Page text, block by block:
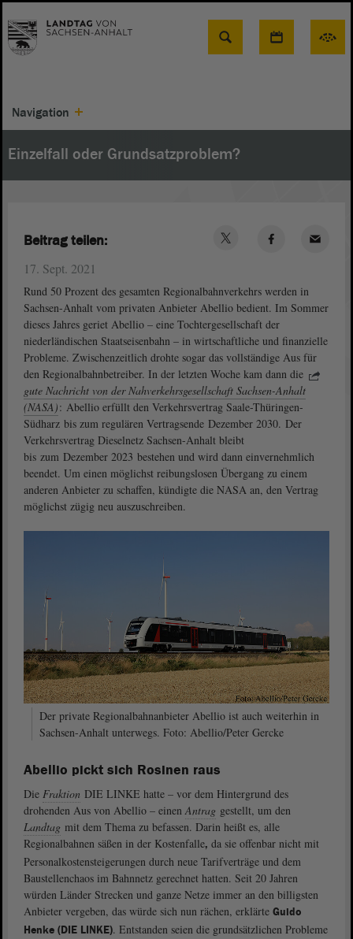
Suche
Navigation
Einzelfall oder Grundsatzproblem?
17. Sept. 2021
Rund 50 Prozent des gesamten Regionalbahnverkehrs werden in
Sachsen-Anhalt vom privaten Anbieter Abellio bedient. Im Sommer
dieses Jahres geriet Abellio – eine Tochtergesellschaft der
niederländischen Staatseisenbahn – in wirtschaftliche und finanzielle
Probleme. Zwischenzeitlich drohte sogar das vollständige Aus für
den Regionalbahnbetreiber. In der letzten Woche kam dann die
gute Nachricht von der Nahverkehrsgesellschaft Sachsen-Anhalt
(NASA): Abellio erfüllt den Verkehrsvertrag Saale-Thüringen-
Südharz bis zum regulären Vertragsende Dezember 2030. Der
Verkehrsvertrag Dieselnetz Sachsen-Anhalt bleibt
bis zum Dezember 2023 bestehen und wird dann einvernehmlich
beendet. Um einen möglichst reibungslosen Übergang zu einem
anderen Anbieter zu schaffen, kündigte die NASA an, den Vertrag
möglichst zügig neu auszuschreiben.
Der private Regionalbahnanbieter Abellio ist auch weiterhin in
Sachsen-Anhalt unterwegs. Foto: Abellio/Peter Gercke
Abellio pickt sich Rosinen raus
Die Fraktion DIE LINKE hatte – vor dem Hintergrund des
drohenden Aus von Abellio – einenAntrag gestellt, um den
Landtag mit dem Thema zu befassen. Darin heißt es, alle
Regionalbahnen säßen in der Kostenfalle, da sie offenbar nicht mit
Personalkostensteigerungen durch neue Tarifverträge und dem
Baustellenchaos im Bahnnetz gerechnet hatten. Seit 20 Jahren
würden Länder Strecken und ganze Netze immer an den billigsten
Anbieter vergeben, das würde sich nun rächen, erklärte Guido
Henke (DIE LINKE). Entstanden seien die grundsätzlichen Probleme
Beitrag teilen: